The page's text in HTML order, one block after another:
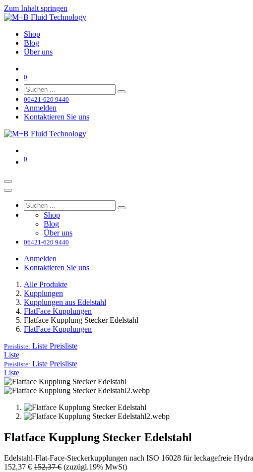
Zum Inhalt springen
Shop
Blog
Über uns
0
06421-620 9440
Anmelden
Kontaktieren Sie uns
0
Shop
Blog
Über uns
06421-620 9440
Anmelden
Kontaktieren Sie uns
Alle Produkte
Kupplungen
Kupplungen aus Edelstahl
FlatFace Kupplungen
Flatface Kupplung Stecker Edelstahl
FlatFace Kupplungen
Preisliste: Liste Preisliste
Liste
Preisliste: Liste Preisliste
Liste
Flatface Kupplung Stecker Edelstahl
Edelstahl-Flat-Face-Steckerkupplungen nach ISO 16028 für leckagefreie
152,37 € 152,37€ (zuzügl.19% MwSt)